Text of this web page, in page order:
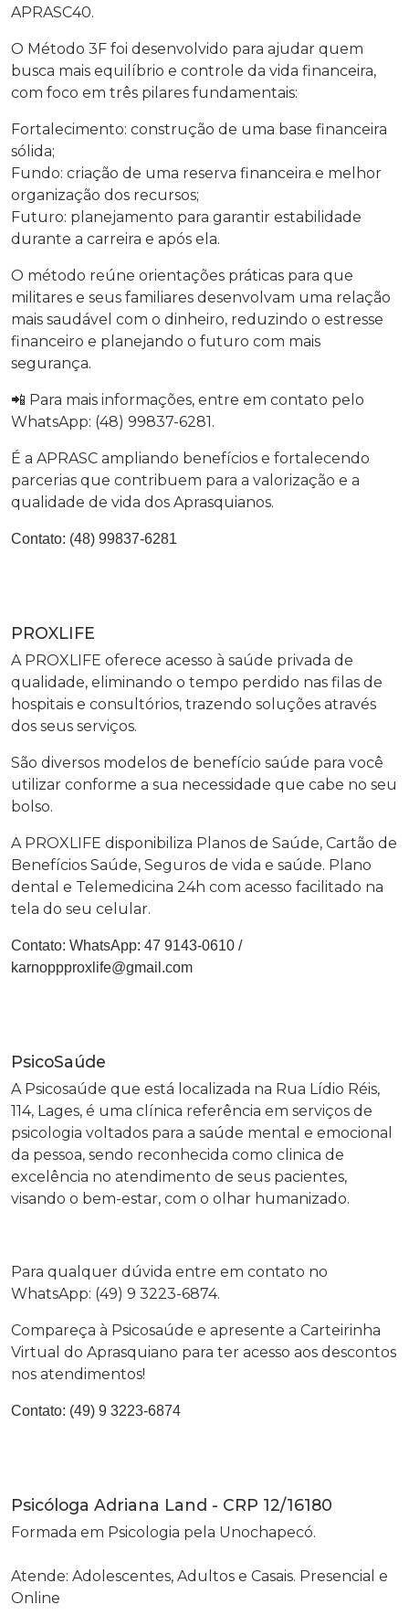
APRASC40.
O Método 3F foi desenvolvido para ajudar quem
busca mais equilíbrio e controle da vida financeira,
com foco em três pilares fundamentais:
Fortalecimento: construção de uma base financeira
sólida;
Fundo: criação de uma reserva financeira e melhor
organização dos recursos;
Futuro: planejamento para garantir estabilidade
durante a carreira e após ela.
O método reúne orientações práticas para que
militares e seus familiares desenvolvam uma relação
mais saudável com o dinheiro, reduzindo o estresse
financeiro e planejando o futuro com mais
segurança.
📲 Para mais informações, entre em contato pelo
WhatsApp: (48) 99837-6281.
É a APRASC ampliando benefícios e fortalecendo
parcerias que contribuem para a valorização e a
qualidade de vida dos Aprasquianos.
Contato: (48) 99837-6281
PROXLIFE
A PROXLIFE oferece acesso à saúde privada de
qualidade, eliminando o tempo perdido nas filas de
hospitais e consultórios, trazendo soluções através
dos seus serviços.
São diversos modelos de benefício saúde para você
utilizar conforme a sua necessidade que cabe no seu
bolso.
A PROXLIFE disponibiliza Planos de Saúde, Cartão de
Benefícios Saúde, Seguros de vida e saúde. Plano
dental e Telemedicina 24h com acesso facilitado na
tela do seu celular.
Contato: WhatsApp: 47 9143-0610 /
karnoppproxlife@gmail.com
PsicoSaúde
A Psicosaúde que está localizada na Rua Lídio Réis,
114, Lages, é uma clínica referência em serviços de
psicologia voltados para a saúde mental e emocional
da pessoa, sendo reconhecida como clinica de
excelência no atendimento de seus pacientes,
visando o bem-estar, com o olhar humanizado.
Para qualquer dúvida entre em contato no
WhatsApp: (49) 9 3223-6874.
Compareça à Psicosaúde e apresente a Carteirinha
Virtual do Aprasquiano para ter acesso aos descontos
nos atendimentos!
Contato: (49) 9 3223-6874
Psicóloga Adriana Land - CRP 12/16180
Formada em Psicologia pela Unochapecó.
Atende: Adolescentes, Adultos e Casais. Presencial e
Online